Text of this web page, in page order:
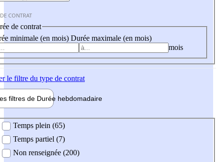
CONTRAT
de contrat
minimale (en mois) Durée maximale (en mois)
mois
le filtre du type de contrat
filtres de Durée hebdomadaire
Temps plein (65)
Temps partiel (7)
Non renseignée (200)